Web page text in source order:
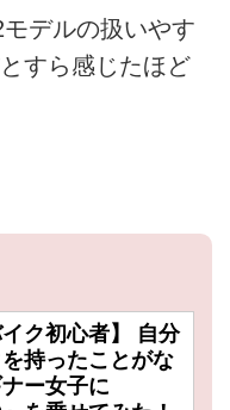
デルの扱いやす
すら感じたほど
イク初心者】 自分
持ったことがな
ー女子に